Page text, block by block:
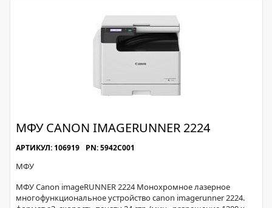
МФУ CANON IMAGERUNNER 2224
АРТИКУЛ: 106919 PN: 5942C001
МФУ
МФУ Canon imageRUNNER 2224 Монохромное лазерное
многофункциональное устройство canon imagerunner 2224.